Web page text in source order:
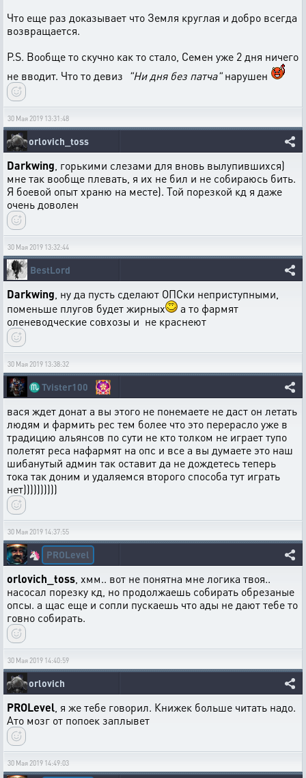
Что еще раз доказывает что Земля круглая и добро всегда
возвращается.
P.S. Вообще то скучно как то стало, Семен уже 2 дня ничего
не вводит. Что то девиз "Ни дня без патча"нарушен
30 Мая 2019 13:31:48
orlovich_toss
Darkwing , горькими слезами для вновь вылупившихся)
мне так вообще плевать, я их не бил и не собираюсь бить.
Я боевой опыт храню на месте). Той порезкой кд я даже
очень доволен
30 Мая 2019 13:32:44
BestLord
Darkwing , ну да пусть сделают ОПСки неприступными,
поменьше плугов будет жирных
а то фармят
оленеводческие совхозы и не краснеют
30 Мая 2019 13:38:32
♏Tvister100
вася ждет донат а вы этого не понемаете не даст он летать
людям и фармить рес тем более что это перерасло уже в
традицию альянсов по сути не кто толком не играет тупо
полетят реса нафармят на опс и все а вы думаете это наш
шибанутый админ так оставит да не дождетесь теперь
тока так доним и удаляемся второго способа тут играть
нет))))))))))
30 Мая 2019 14:37:55
🦄 PROLevel
orlovich_toss , хмм.. вот не понятна мне логика твоя..
насосал порезку кд, но продолжаешь собирать обрезаные
опсы. а щас еще и сопли пускаешь что ады не дают тебе то
говно собирать.
30 Мая 2019 14:40:59
orlovich
PROLevel , я же тебе говорил. Книжек больше читать надо.
Ато мозг от попоек заплывет
30 Мая 2019 14:49:03